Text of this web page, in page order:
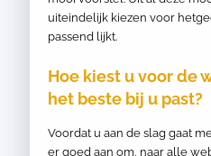
uiteindelijk kiezen voor
passend lijkt.
Hoe kiest u voor de
het beste bij u past?
Voordat u aan de slag gaat
er goed aan om, naar alle